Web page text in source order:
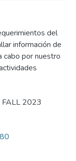
del
información de
cabo por nuestro
FALL 2023